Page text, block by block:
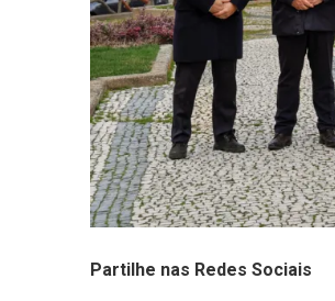
Partilhe nas Redes Sociais